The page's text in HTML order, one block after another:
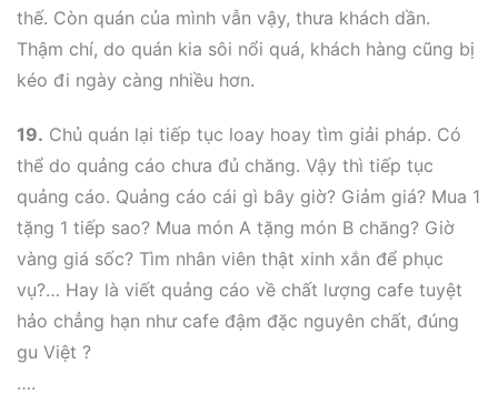
thế. Còn quán của mình vẫn vậy, thưa khách dần.
Thậm chí, do quán kia sôi nổi quá, khách hàng cũng bị
kéo đi ngày càng nhiều hơn.
19. Chủ quán lại tiếp tục loay hoay tìm giải pháp. Có
thể do quảng cáo chưa đủ chăng. Vậy thì tiếp tục
quảng cáo. Quảng cáo cái gì bây giờ? Giảm giá? Mua 1
tặng 1 tiếp sao? Mua món A tặng món B chăng? Giờ
vàng giá sốc? Tìm nhân viên thật xinh xắn để phục
vụ?… Hay là viết quảng cáo về chất lượng cafe tuyệt
hảo chẳng hạn như cafe đậm đặc nguyên chất, đúng
gu Việt ?
….